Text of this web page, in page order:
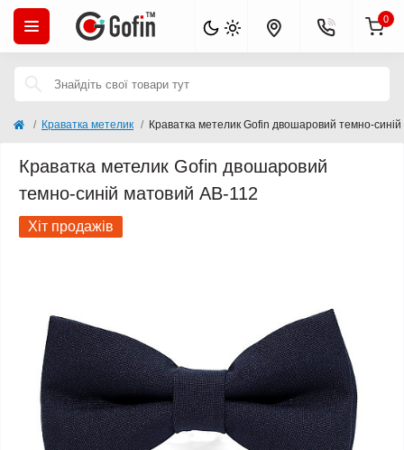
0
Краватка метелик Краватка метелик Gofin двошаровий темно-
Краватка метелик Gofin двошаровий
темно-синій матовий AB-112
Хіт продажів